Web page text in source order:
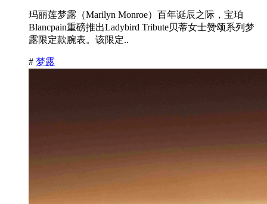
玛丽莲梦露（Marilyn Monroe）百年诞辰之际，宝珀
Blancpain重磅推出Ladybird Tribute贝蒂女士赞颂系列梦
露限定款腕表。该限定..
# 梦露